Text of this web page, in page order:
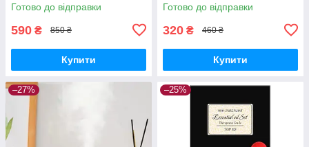
Готово до відправки
590 ₴ 850 ₴
Купити
Готово до відправки
320 ₴ 460 ₴
Купити
–27% –25%